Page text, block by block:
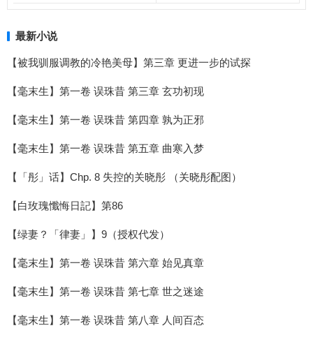
最新小说
【被我驯服调教的冷艳美母】第三章 更进一步的试探
【毫末生】第一卷 误珠昔 第三章 玄功初现
【毫末生】第一卷 误珠昔 第四章 孰为正邪
【毫末生】第一卷 误珠昔 第五章 曲寒入梦
【「彤」话】Chp. 8 失控的关晓彤 （关晓彤配图）
【白玫瑰懺悔日記】第86
【绿妻？「律妻」】9（授权代发）
【毫末生】第一卷 误珠昔 第六章 始见真章
【毫末生】第一卷 误珠昔 第七章 世之迷途
【毫末生】第一卷 误珠昔 第八章 人间百态